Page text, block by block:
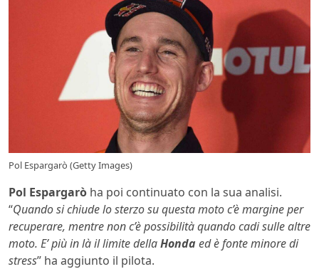
Pol Espargarò (Getty Images)
Pol Espargarò ha poi continuato con la sua analisi.
“Quando si chiude lo sterzo su questa moto c’è margine per
recuperare, mentre non c’è possibilità quando cadi sulle altre
moto. E’ più in là il limite dellaHondaed è fonte minore di
stress” ha aggiunto il pilota.